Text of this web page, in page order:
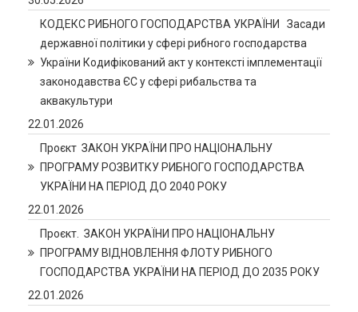
КОДЕКС РИБНОГО ГОСПОДАРСТВА УКРАЇНИ Засади
державної політики у сфері рибного господарства
України Кодифікований акт у контексті імплементації
законодавства ЄС у сфері рибальства та
аквакультури
22.01.2026
Проєкт ЗАКОН УКРАЇНИ ПРО НАЦІОНАЛЬНУ
ПРОГРАМУ РОЗВИТКУ РИБНОГО ГОСПОДАРСТВА
УКРАЇНИ НА ПЕРІОД ДО 2040 РОКУ
22.01.2026
Проєкт. ЗАКОН УКРАЇНИ ПРО НАЦІОНАЛЬНУ
ПРОГРАМУ ВІДНОВЛЕННЯ ФЛОТУ РИБНОГО
ГОСПОДАРСТВА УКРАЇНИ НА ПЕРІОД ДО 2035 РОКУ
22.01.2026